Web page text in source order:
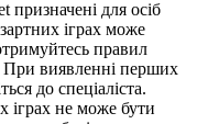
призначені для осіб
іграх може
правил
При виявленні перших
до спеціаліста.
іграх не може бути